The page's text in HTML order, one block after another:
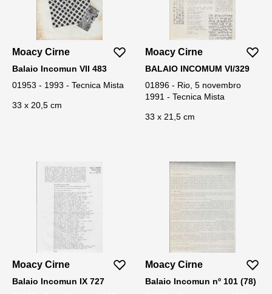
Moacy Cirne
Balaio Incomun VII 483
01953 - 1993 - Tecnica Mista
33 x 20,5 cm
Moacy Cirne
BALAIO INCOMUM VI/329
01896 - Rio, 5 novembro
1991 - Tecnica Mista
33 x 21,5 cm
Moacy Cirne
Balaio Incomun IX 727
Moacy Cirne
Balaio Incomun nº 101 (78)